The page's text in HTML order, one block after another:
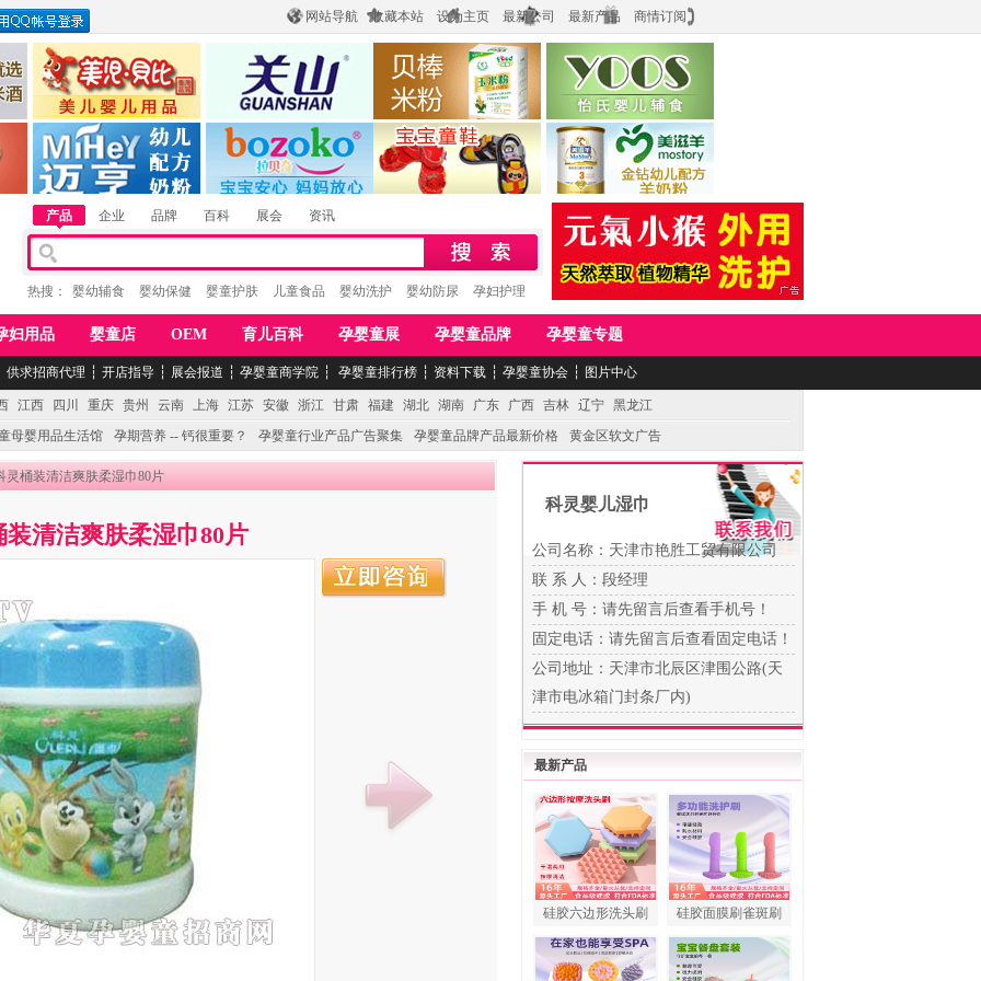
网站导航 收藏本站 设为主页 最新公司 最新产品 商情订阅
惠州市美儿婴儿用品公司
湖南迈亨母婴用品有限公司
陕西关山乳业有限公司
香港欧嘻高婴童用品公司
江西贝棒儿童食品 上海怡氏食品科技有限公司
湖南美滋生物科技有限公司
产品 企业 品牌 百科 展会 资讯
热搜： 婴幼辅食 婴幼保健 婴童护肤 儿童食品 婴幼洗护 婴幼防尿 孕妇护理
妇用品 婴童店 OEM 育儿百科 孕婴童展 孕婴童品牌 孕婴童专题
供求招商代理 ┆ 开店指导 ┆ 展会报道 ┆ 孕婴童商学院 ┆ 孕婴童排行榜 ┆ 资料下载 ┆ 孕婴童协会 ┆ 图片中心
江西 四川 重庆 贵州 云南 上海 江苏 安徽 浙江 甘肃 福建 湖北 湖南 广东 广西 吉林 辽宁 黑龙江
母婴用品生活馆
孕期营养 -- 钙很重要？ 孕婴童行业产品广告聚集 孕婴童品牌产品最新价格 黄金区软文广告
灵桶装清洁爽肤柔湿巾80片
装清洁爽肤柔湿巾80片
科灵婴儿湿巾
公司名称：天津市艳胜工贸有限公司
联 系 人：段经理
手 机 号： 请先留言后查看手机号！
固定电话： 请先留言后查看固定电话！
公司地址：天津市北辰区津围公路(天
津市电冰箱门封条厂内)
最新产品
硅胶六边形洗头刷 硅胶面膜刷雀斑刷